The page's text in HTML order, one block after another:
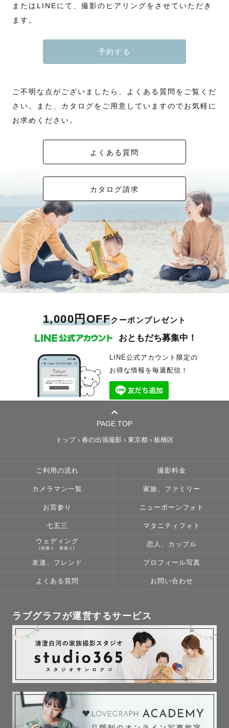
またはLINEにて、撮影のヒアリングをさせていただき
ます。
予約する
ご不明な点がございましたら、よくある質問をご覧くだ
さい。また、カタログをご用意していますのでお気軽に
お求めください。
よくある質問
カタログ請求
1,000円OFFクーポンプレゼント
おともだち募集中！
LINE公式アカウント限定の
お得な情報を毎週配信！
PAGE TOP
トップ› 春の出張撮影 › 東京都› 板橋区
ご利用の流れ 撮影料金
カメラマン一覧 家族、ファミリー
お宮参り ニューボーンフォト
七五三 マタニティフォト
ウェディング
(前撮り、後撮り)
恋人、カップル
友達、フレンド プロフィール写真
よくある質問 お問い合わせ
ラブグラフが運営するサービス